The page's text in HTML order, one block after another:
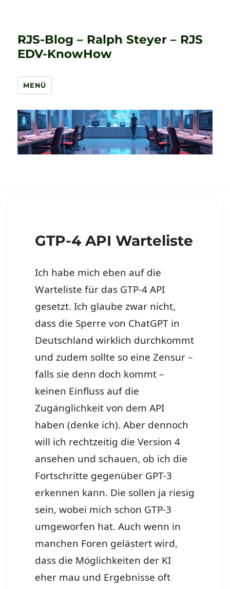
RJS-Blog – Ralph Steyer – RJS
EDV-KnowHow
MENÜ
GTP-4 API Warteliste
Ich habe mich eben auf die
Warteliste für das GTP-4 API
gesetzt. Ich glaube zwar nicht,
dass die Sperre von ChatGPT in
Deutschland wirklich durchkommt
und zudem sollte so eine Zensur –
falls sie denn doch kommt –
keinen Einfluss auf die
Zugänglichkeit von dem API
haben (denke ich). Aber dennoch
will ich rechtzeitig die Version 4
ansehen und schauen, ob ich die
Fortschritte gegenüber GPT-3
erkennen kann. Die sollen ja riesig
sein, wobei mich schon GTP-3
umgeworfen hat. Auch wenn in
manchen Foren gelästert wird,
dass die Möglichkeiten der KI
eher mau und Ergebnisse oft